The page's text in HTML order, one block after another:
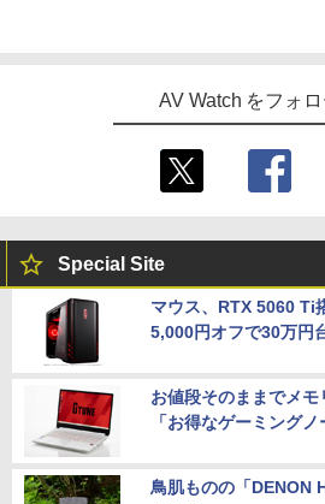
AV Watch をフォ
Special Site
マウス、RTX 5060 Ti
5,000円オフで30万円
お値段そのままでメ
「お得なゲーミングノ
鳥肌ものの「DENON